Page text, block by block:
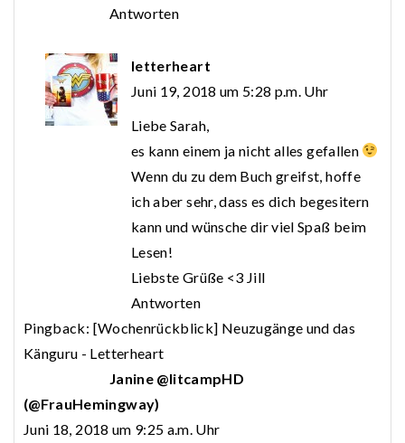
Antworten
letterheart
Juni 19, 2018 um 5:28 p.m. Uhr
Liebe Sarah,
es kann einem ja nicht alles gefallen
Wenn du zu dem Buch greifst, hoffe
ich aber sehr, dass es dich begesitern
kann und wünsche dir viel Spaß beim
Lesen!
Liebste Grüße <3 Jill
Antworten
Pingback: [Wochenrückblick] Neuzugänge und das
Känguru - Letterheart
Janine @litcampHD
(@FrauHemingway)
Juni 18, 2018 um 9:25 a.m. Uhr